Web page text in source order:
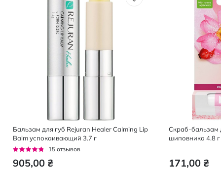
Бальзам для губ Rejuran Healer Calming Lip
Balm успокаивающий 3.7 г
Рейтинг:
15 отзывов
905,00 ₴
Скраб-бальзам
шиповника 4.8 г
171,00 ₴